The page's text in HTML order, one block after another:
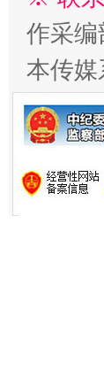
作采编
本传